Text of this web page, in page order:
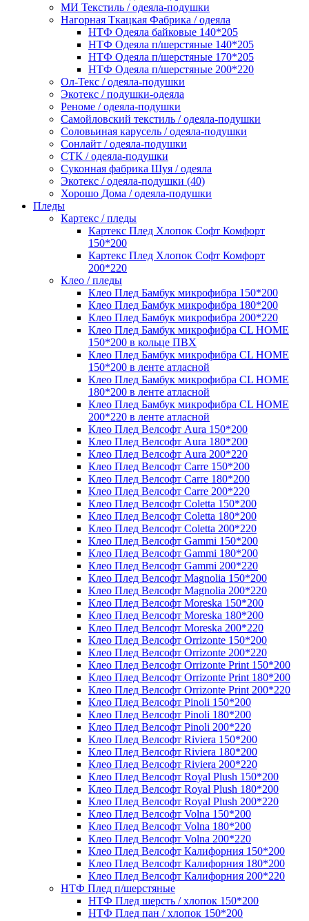
МИ Текстиль / одеяла-подушки
Нагорная Ткацкая Фабрика / одеяла
НТФ Одеяла байковые 140*205
НТФ Одеяла п/шерстяные 140*205
НТФ Одеяла п/шерстяные 170*205
НТФ Одеяла п/шерстяные 200*220
Ол-Текс / одеяла-подушки
Экотекс / подушки-одеяла
Реноме / одеяла-подушки
Самойловский текстиль / одеяла-подушки
Соловьиная карусель / одеяла-подушки
Сонлайт / одеяла-подушки
СТК / одеяла-подушки
Суконная фабрика Шуя / одеяла
Экотекс / одеяла-подушки (40)
Хорошо Дома / одеяла-подушки
Пледы
Картекс / пледы
Картекс Плед Хлопок Софт Комфорт
150*200
Картекс Плед Хлопок Софт Комфорт
200*220
Клео / пледы
Клео Плед Бамбук микрофибра 150*200
Клео Плед Бамбук микрофибра 180*200
Клео Плед Бамбук микрофибра 200*220
Клео Плед Бамбук микрофибра CL HOME
150*200 в кольце ПВХ
Клео Плед Бамбук микрофибра CL HOME
150*200 в ленте атласной
Клео Плед Бамбук микрофибра CL HOME
180*200 в ленте атласной
Клео Плед Бамбук микрофибра CL HOME
200*220 в ленте атласной
Клео Плед Велсофт Aura 150*200
Клео Плед Велсофт Aura 180*200
Клео Плед Велсофт Aura 200*220
Клео Плед Велсофт Carre 150*200
Клео Плед Велсофт Carre 180*200
Клео Плед Велсофт Carre 200*220
Клео Плед Велсофт Coletta 150*200
Клео Плед Велсофт Coletta 180*200
Клео Плед Велсофт Coletta 200*220
Клео Плед Велсофт Gammi 150*200
Клео Плед Велсофт Gammi 180*200
Клео Плед Велсофт Gammi 200*220
Клео Плед Велсофт Magnolia 150*200
Клео Плед Велсофт Magnolia 200*220
Клео Плед Велсофт Moreska 150*200
Клео Плед Велсофт Moreska 180*200
Клео Плед Велсофт Moreska 200*220
Клео Плед Велсофт Orrizonte 150*200
Клео Плед Велсофт Orrizonte 200*220
Клео Плед Велсофт Orrizonte Print 150*200
Клео Плед Велсофт Orrizonte Print 180*200
Клео Плед Велсофт Orrizonte Print 200*220
Клео Плед Велсофт Pinoli 150*200
Клео Плед Велсофт Pinoli 180*200
Клео Плед Велсофт Pinoli 200*220
Клео Плед Велсофт Riviera 150*200
Клео Плед Велсофт Riviera 180*200
Клео Плед Велсофт Riviera 200*220
Клео Плед Велсофт Royal Plush 150*200
Клео Плед Велсофт Royal Plush 180*200
Клео Плед Велсофт Royal Plush 200*220
Клео Плед Велсофт Volna 150*200
Клео Плед Велсофт Volna 180*200
Клео Плед Велсофт Volna 200*220
Клео Плед Велсофт Калифорния 150*200
Клео Плед Велсофт Калифорния 180*200
Клео Плед Велсофт Калифорния 200*220
НТФ Плед п/шерстяные
НТФ Плед шерсть / хлопок 150*200
НТФ Плед пан / хлопок 150*200